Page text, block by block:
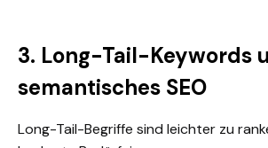
3. Long-Tail-Keywords
semantisches SEO
Long-Tail-Begriffe sind leichter zu